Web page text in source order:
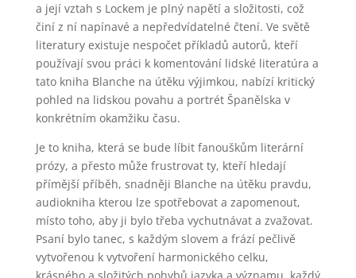
a její vztah s Lockem je plný napětí a složitosti, což
činí z ní napínavé a nepředvídatelné čtení. Ve světě
literatury existuje nespočet příkladů autorů, kteří
používají svou práci k komentování lidské literatúra a
tato kniha Blanche na útěku výjimkou, nabízí kritický
pohled na lidskou povahu a portrét Španělska v
konkrétním okamžiku času.
Je to kniha, která se bude líbit fanouškům literární
prózy, a přesto může frustrovat ty, kteří hledají
přímější příběh, snadněji Blanche na útěku pravdu,
audiokniha kterou lze spotřebovat a zapomenout,
místo toho, aby ji bylo třeba vychutnávat a zvažovat.
Psaní bylo tanec, s každým slovem a frází pečlivě
vytvořenou k vytvoření harmonického celku,